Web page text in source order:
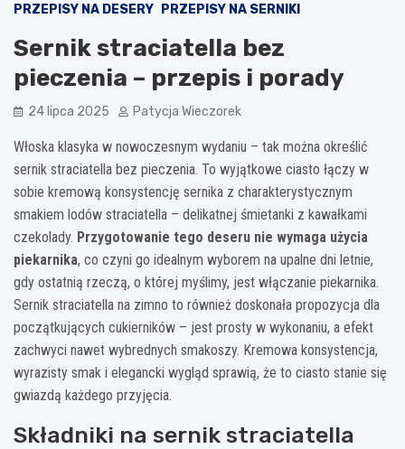
PRZEPISY NA DESERY
PRZEPISY NA SERNIKI
Sernik straciatella bez
pieczenia – przepis i porady
24 lipca 2025 Patycja Wieczorek
Włoska klasyka w nowoczesnym wydaniu – tak można określić
sernik straciatella bez pieczenia. To wyjątkowe ciasto łączy w
sobie kremową konsystencję sernika z charakterystycznym
smakiem lodów straciatella – delikatnej śmietanki z kawałkami
czekolady. Przygotowanie tego deseru nie wymaga użycia
piekarnika, co czyni go idealnym wyborem na upalne dni letnie,
gdy ostatnią rzeczą, o której myślimy, jest włączanie piekarnika.
Sernik straciatella na zimno to również doskonała propozycja dla
początkujących cukierników – jest prosty w wykonaniu, a efekt
zachwyci nawet wybrednych smakoszy. Kremowa konsystencja,
wyrazisty smak i elegancki wygląd sprawią, że to ciasto stanie się
gwiazdą każdego przyjęcia.
Składniki na sernik straciatella